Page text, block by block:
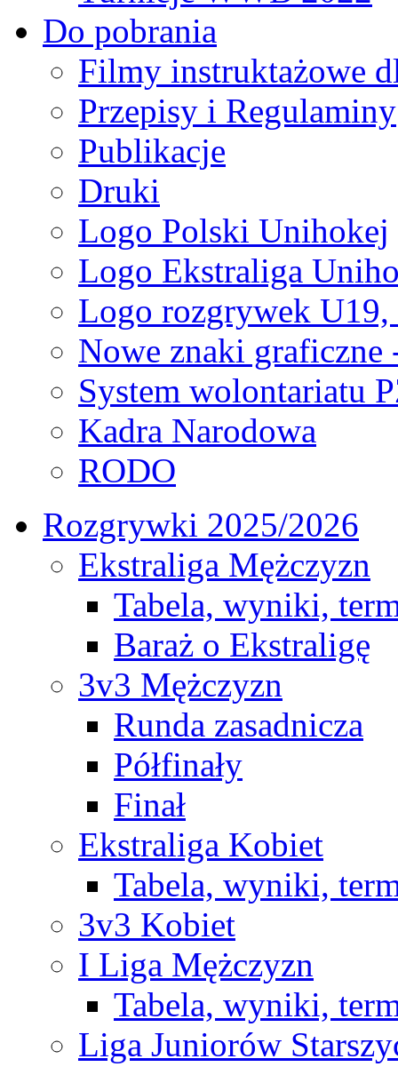
Do pobrania
Filmy instruktażowe
Przepisy i Regulaminy
Publikacje
Druki
Logo Polski Unihokej
Logo Ekstraliga
Logo rozgrywek
Nowe znaki graficzne
System wolontariatu
Kadra Narodowa
RODO
Rozgrywki 2025/2026
Ekstraliga Mężczyzn
Tabela, wyniki,
Baraż o Ekstraligę
3v3 Mężczyzn
Runda zasadnicza
Półfinały
Finał
Ekstraliga Kobiet
Tabela, wyniki,
3v3 Kobiet
I Liga Mężczyzn
Tabela, wyniki,
Liga Juniorów